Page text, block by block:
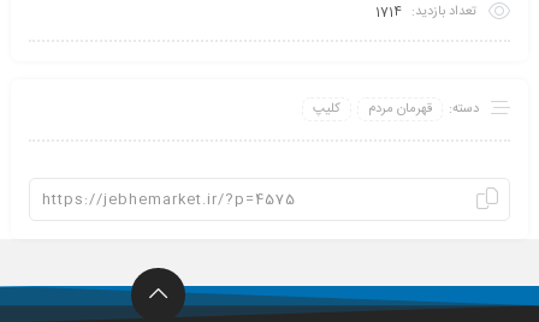
تعداد بازدید: 1714
دسته: قهرمان مردم کلیپ